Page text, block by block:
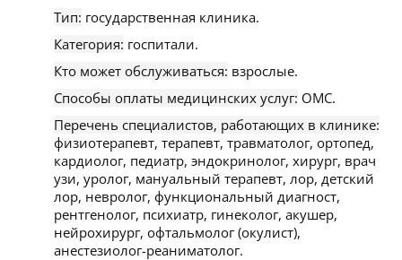
Тип: государственная клиника.
Категория: госпитали.
Кто может обслуживаться: взрослые.
Способы оплаты медицинских услуг: ОМС.
Перечень специалистов, работающих в клинике:
физиотерапевт, терапевт, травматолог, ортопед,
кардиолог, педиатр, эндокринолог, хирург, врач
узи, уролог, мануальный терапевт, лор, детский
лор, невролог, функциональный диагност,
рентгенолог, психиатр, гинеколог, акушер,
нейрохирург, офтальмолог (окулист),
анестезиолог-реаниматолог.